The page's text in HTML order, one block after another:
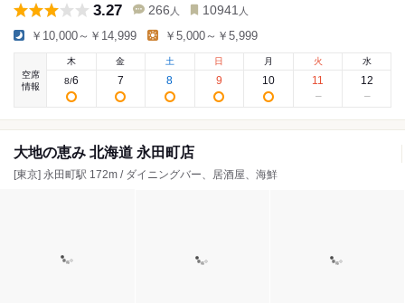
3.27 266 人 10941 人
￥10,000～￥14,999 ￥5,000～￥5,999
空席
情報
木
8/6
金
7
土
8
日
9
月
10
火
11
水
12
大地の恵み 北海道 永田町店
[東京] 永田町駅 172m / ダイニングバー、居酒屋、海鮮